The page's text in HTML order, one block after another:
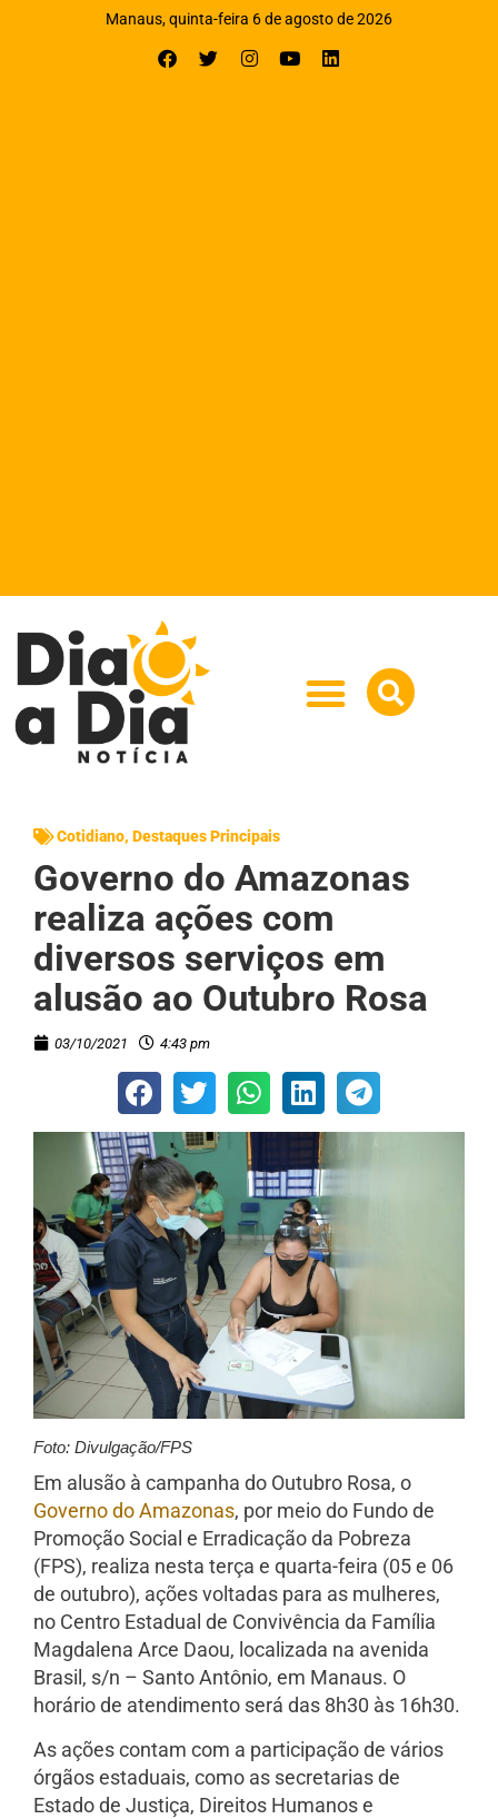
Manaus, quinta-feira 6 de agosto de 2026
Cotidiano, Destaques Principais
Governo do Amazonas
realiza ações com
diversos serviços em
alusão ao Outubro Rosa
03/10/2021 4:43 pm
Foto: Divulgação/FPS
Em alusão à campanha do Outubro Rosa, o
Governo do Amazonas, por meio do Fundo de
Promoção Social e Erradicação da Pobreza
(FPS), realiza nesta terça e quarta-feira (05 e 06
de outubro), ações voltadas para as mulheres,
no Centro Estadual de Convivência da Família
Magdalena Arce Daou, localizada na avenida
Brasil, s/n – Santo Antônio, em Manaus. O
horário de atendimento será das 8h30 às 16h30.
As ações contam com a participação de vários
órgãos estaduais, como as secretarias de
Estado de Justiça, Direitos Humanos e